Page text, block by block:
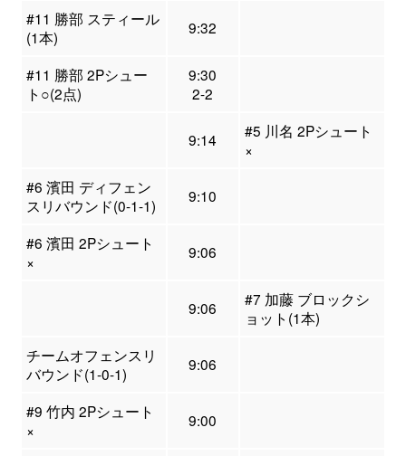
#11 勝部 スティール
(1本)
9:32
#11 勝部 2Pシュー
ト○(2点)
9:30
2-2
9:14
#5 川名 2Pシュート
×
#6 濱田 ディフェン
スリバウンド(0-1-1)
9:10
#6 濱田 2Pシュート
×
9:06
9:06
#7 加藤 ブロックシ
ョット(1本)
チームオフェンスリ
バウンド(1-0-1)
9:06
#9 竹内 2Pシュート
×
9:00